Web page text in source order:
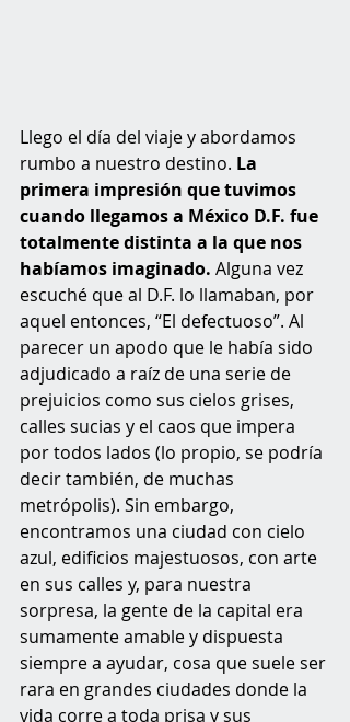
Llego el día del viaje y abordamos
rumbo a nuestro destino. La
primera impresión que tuvimos
cuando llegamos a México D.F. fue
totalmente distinta a la que nos
habíamos imaginado. Alguna vez
escuché que al D.F. lo llamaban, por
aquel entonces, “El defectuoso”. Al
parecer un apodo que le había sido
adjudicado a raíz de una serie de
prejuicios como sus cielos grises,
calles sucias y el caos que impera
por todos lados (lo propio, se podría
decir también, de muchas
metrópolis). Sin embargo,
encontramos una ciudad con cielo
azul, edificios majestuosos, con arte
en sus calles y, para nuestra
sorpresa, la gente de la capital era
sumamente amable y dispuesta
siempre a ayudar, cosa que suele ser
rara en grandes ciudades donde la
vida corre a toda prisa y sus